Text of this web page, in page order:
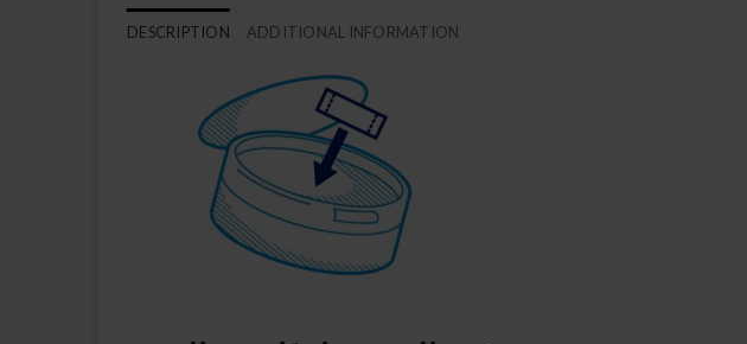
DESCRIPTION ADDITIONAL INFORMATION